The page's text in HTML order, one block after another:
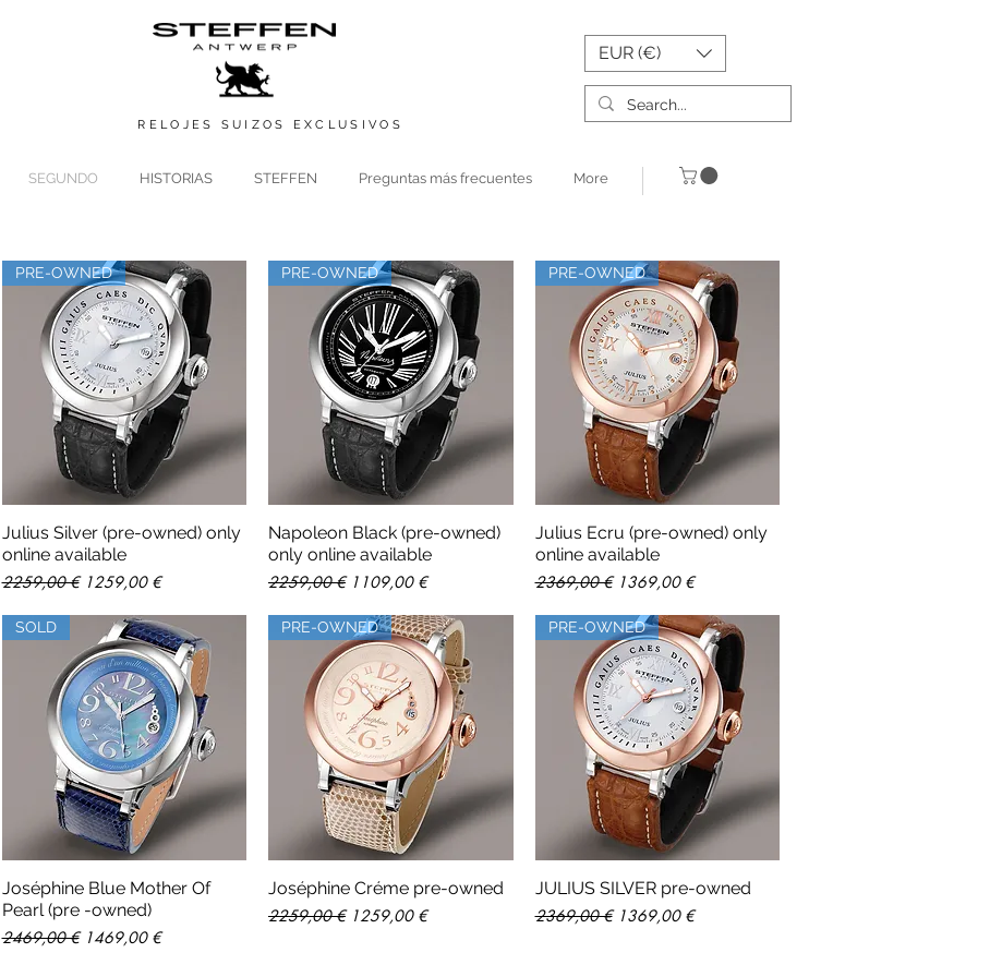
RELOJES SUIZOS EXCLUSIVOS
EUR (€)
SEGUNDO HISTORIAS STEFFEN Preguntas más frecuentes More
Vista rápida
PRE-OWNED
Julius Silver (pre-owned) only
online available
Precio
2259,00 € Precio de oferta
1259,00 €
Vista rápida
PRE-OWNED
Napoleon Black (pre-owned)
only online available
Precio
2259,00 € Precio de oferta
1109,00 €
Vista rápida
PRE-OWNED
Julius Ecru (pre-owned) only
online available
Precio
2369,00 € Precio de oferta
1369,00 €
Vista rápida
SOLD
Joséphine Blue Mother Of
Pearl (pre -owned)
Precio
2469,00 € Precio de oferta
1469,00 €
Vista rápida
PRE-OWNED
Joséphine Créme pre-owned
Precio
2259,00 € Precio de oferta
1259,00 €
Vista rápida
PRE-OWNED
JULIUS SILVER pre-owned
Precio
2369,00 € Precio de oferta
1369,00 €